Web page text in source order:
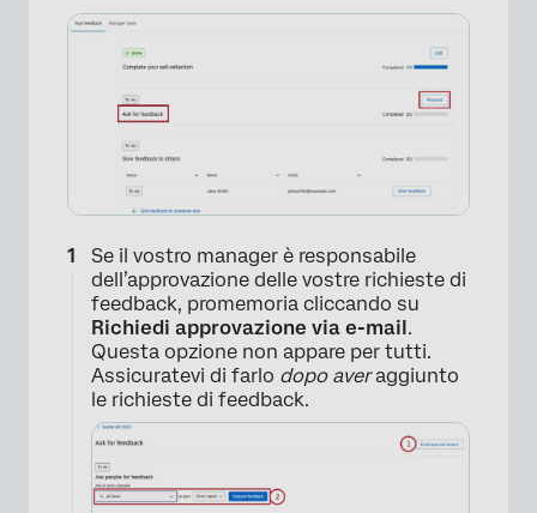
×
Se il vostro manager è responsabile
dell’approvazione delle vostre richieste di
feedback, promemoria cliccando su
Richiedi approvazione via e-mail.
Questa opzione non appare per tutti.
Assicuratevi di farlo dopo averaggiunto
le richieste di feedback.